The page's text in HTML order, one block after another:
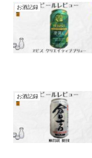
お酒記録
お酒記録